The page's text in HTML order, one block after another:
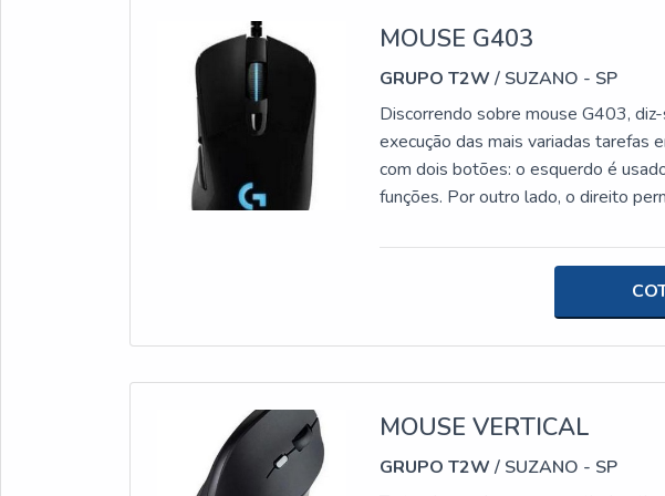
MOUSE G403
GRUPO T2W / SUZANO - SP
Discorrendo sobre mouse G403,
execução das mais variadas tarefas
com dois botões: o esquerdo é
funções. Por outro lado, o direito
tem a utilidade de controlar um
como uma espécie de extensão das
característica da empregabilidade
garantem aumento da qualidade
vantagens do mouse:Alta
MOUSE VERTICAL
GRUPO T2W / SUZANO - SP